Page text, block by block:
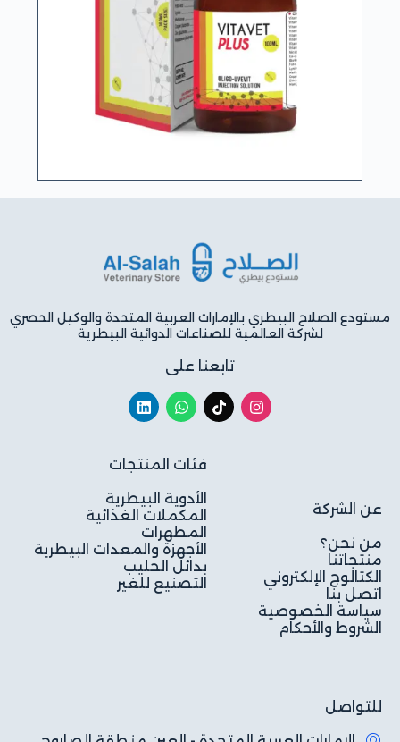
مستودع الصلاح البيطري بالإمارات العربية المتحدة والوكيل الحصري
لشركة العالمية للصناعات الدوائية البيطرية
تابعنا على
عن الشركة
من نحن؟
منتجاتنا
الكتالوج الإلكتروني
اتصل بنا
سياسة الخصوصية
الشروط والأحكام
فئات المنتجات
الأدوية البيطرية
المكملات الغذائية
المطهرات
الأجهزة والمعدات البيطرية
بدائل الحليب
التصنيع للغير
للتواصل